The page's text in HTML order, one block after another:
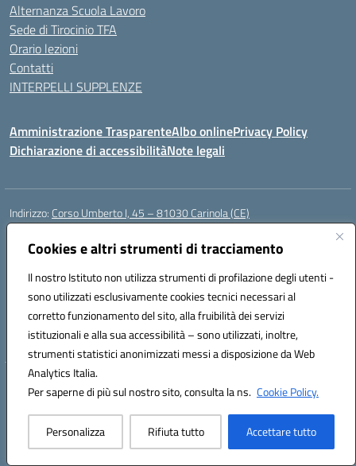
Cookies e altri strumenti di tracciamento
Il nostro Istituto non utilizza strumenti di profilazione degli utenti -
sono utilizzati esclusivamente cookies tecnici necessari al
corretto funzionamento del sito, alla fruibilità dei servizi
istituzionali e alla sua accessibilità – sono utilizzati, inoltre,
strumenti statistici anonimizzati messi a disposizione da Web
Analytics Italia.
Per saperne di più sul nostro sito, consulta la ns. Cookie Policy.
Personalizza Rifiuta tutto Accettare tutto
Alternanza Scuola Lavoro
Sede di Tirocinio TFA
Orario lezioni
Contatti
INTERPELLI SUPPLENZE
Amministrazione TrasparenteAlbo onlinePrivacy Policy
Dichiarazione di accessibilitàNote legali
Indirizzo: Corso Umberto I, 45 – 81030 Carinola (CE)
Centralino:
Posta elettronica certificata (PEC):ceic88700p@pec.istruzione.it
Codice fiscale: 95014250617
Codice meccanografico:CEIC88700P
Codice Indice delle Pubbliche Amministrazioni (IPA): istsc_ceic88700p
Codice unico di fatturazione (CUF): UFBPW4
Hosting & Powered by 3D Solution S.r.l.
Concept & Design by Designers Italia